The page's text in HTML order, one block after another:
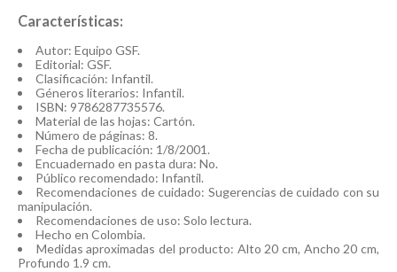
Características:
Autor: Equipo GSF.
Editorial: GSF.
Clasificación: Infantil.
Géneros literarios: Infantil.
ISBN: 9786287735576.
Material de las hojas: Cartón.
Número de páginas: 8.
Fecha de publicación: 1/8/2001.
Encuadernado en pasta dura: No.
Público recomendado: Infantil.
Recomendaciones de cuidado: Sugerencias de cuidado con su
manipulación.
Recomendaciones de uso: Solo lectura.
Hecho en Colombia.
Medidas aproximadas del producto: Alto 20 cm, Ancho 20 cm,
Profundo 1.9 cm.